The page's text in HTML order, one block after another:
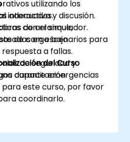
utilizando los
adecuados.
de arranque,
de carga bajo
de seguridad y
durante emergencias
interactiva y discusión.
con el simulador.
en escenarios para
a fallas.
del Curso
capacitación
este curso, por favor
coordinarlo.